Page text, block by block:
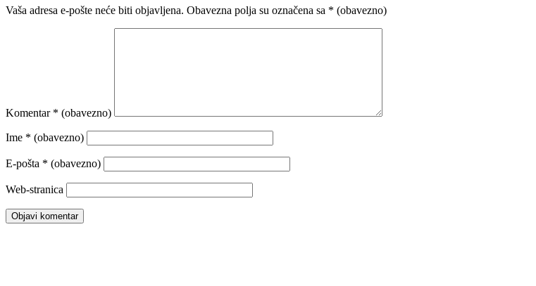
Vaša adresa e-pošte neće biti objavljena. Obavezna polja su označena sa * (obavezno)
Komentar * (obavezno)
Ime * (obavezno)
E-pošta * (obavezno)
Web-stranica